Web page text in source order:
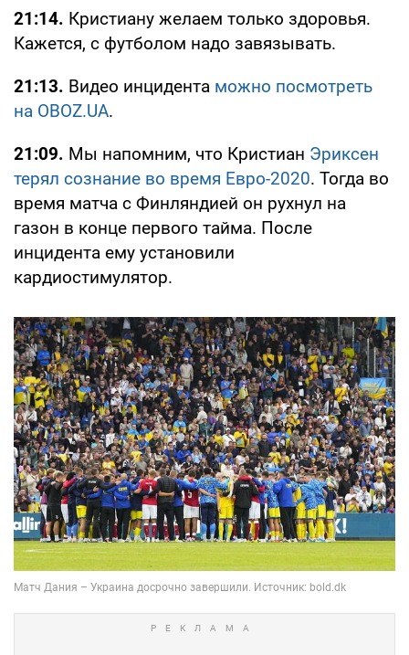
21:14. Кристиану желаем только здоровья.
Кажется, с футболом надо завязывать.
21:13. Видео инцидента можно посмотреть
на OBOZ.UA.
21:09. Мы напомним, что Кристиан Эриксен
терял сознание во время Евро-2020. Тогда во
время матча с Финляндией он рухнул на
газон в конце первого тайма. После
инцидента ему установили
кардиостимулятор.